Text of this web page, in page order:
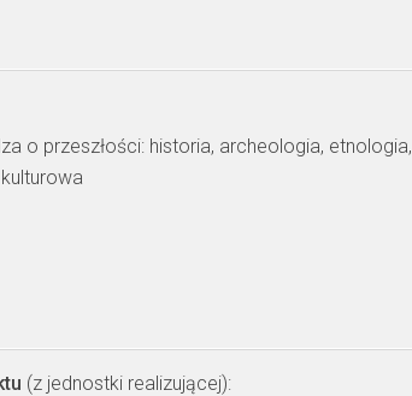
o przeszłości: historia, archeologia, etnologia,
(z jednostki realizującej):